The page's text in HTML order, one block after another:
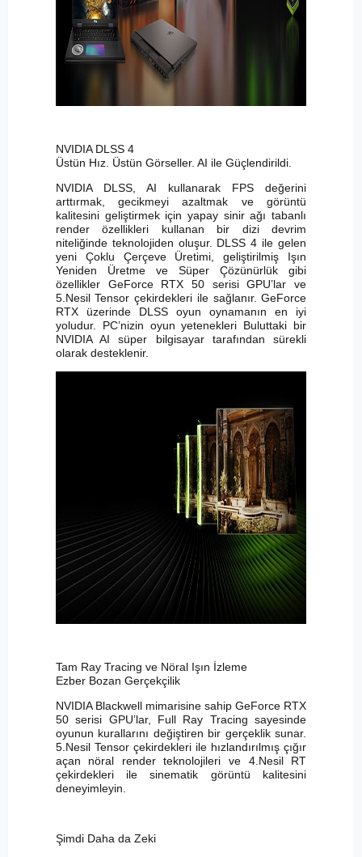
NVIDIA DLSS 4
Üstün Hız. Üstün Görseller. AI ile Güçlendirildi.
NVIDIA DLSS, AI kullanarak FPS değerini
arttırmak, gecikmeyi azaltmak ve görüntü
kalitesini geliştirmek için yapay sinir ağı tabanlı
render özellikleri kullanan bir dizi devrim
niteliğinde teknolojiden oluşur. DLSS 4 ile gelen
yeni Çoklu Çerçeve Üretimi, geliştirilmiş Işın
Yeniden Üretme ve Süper Çözünürlük gibi
özellikler GeForce RTX 50 serisi GPU’lar ve
5.Nesil Tensor çekirdekleri ile sağlanır. GeForce
RTX üzerinde DLSS oyun oynamanın en iyi
yoludur. PC’nizin oyun yetenekleri Buluttaki bir
NVIDIA AI süper bilgisayar tarafından sürekli
olarak desteklenir.
Tam Ray Tracing ve Nöral Işın İzleme
Ezber Bozan Gerçekçilik
NVIDIA Blackwell mimarisine sahip GeForce RTX
50 serisi GPU’lar, Full Ray Tracing sayesinde
oyunun kurallarını değiştiren bir gerçeklik sunar.
5.Nesil Tensor çekirdekleri ile hızlandırılmış çığır
açan nöral render teknolojileri ve 4.Nesil RT
çekirdekleri ile sinematik görüntü kalitesini
deneyimleyin.
Şimdi Daha da Zeki